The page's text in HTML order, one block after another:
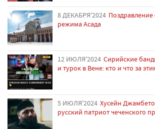
8 ДЕКАБРЯ'2024
режима Асада
12 ИЮЛЯ'2024 Сирийские
и турок в Вене: кто и что за
5 ИЮЛЯ'2024 Хусейн
русский патриот чеченского